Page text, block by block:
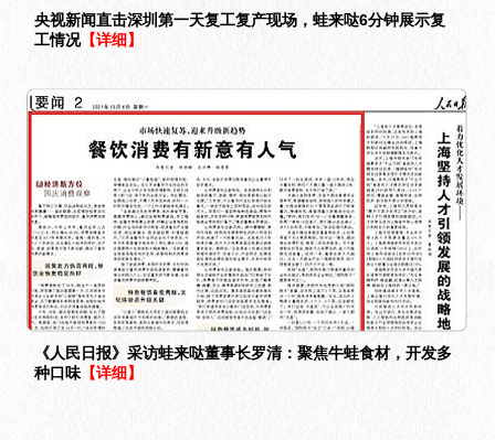
央视新闻直击深圳第一天复工复产现场，蛙来哒6分钟展示复
工情况【详细】
《人民日报》采访蛙来哒董事长罗清：聚焦牛蛙食材，开发多
种口味 【详细】